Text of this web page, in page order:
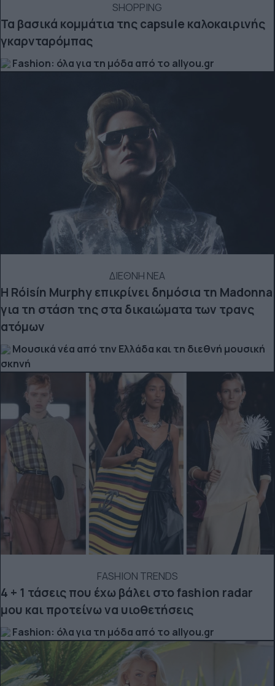
SHOPPING
Τα βασικά κομμάτια της capsule καλοκαιρινής
γκαρνταρόμπας
Fashion: όλα για τη μόδα από το allyou.gr
ΔΙΕΘΝΗ ΝΕΑ
Η Róisín Murphy επικρίνει δημόσια τη Madonna
για τη στάση της στα δικαιώματα των τρανς
ατόμων
Μουσικά νέα από την Ελλάδα και τη διεθνή μουσική
σκηνή
FASHION TRENDS
4 + 1 τάσεις που έχω βάλει στο fashion radar
μου και προτείνω να υιοθετήσεις
Fashion: όλα για τη μόδα από το allyou.gr